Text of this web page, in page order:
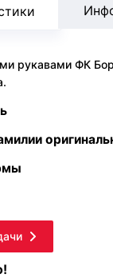
рукавами ФК